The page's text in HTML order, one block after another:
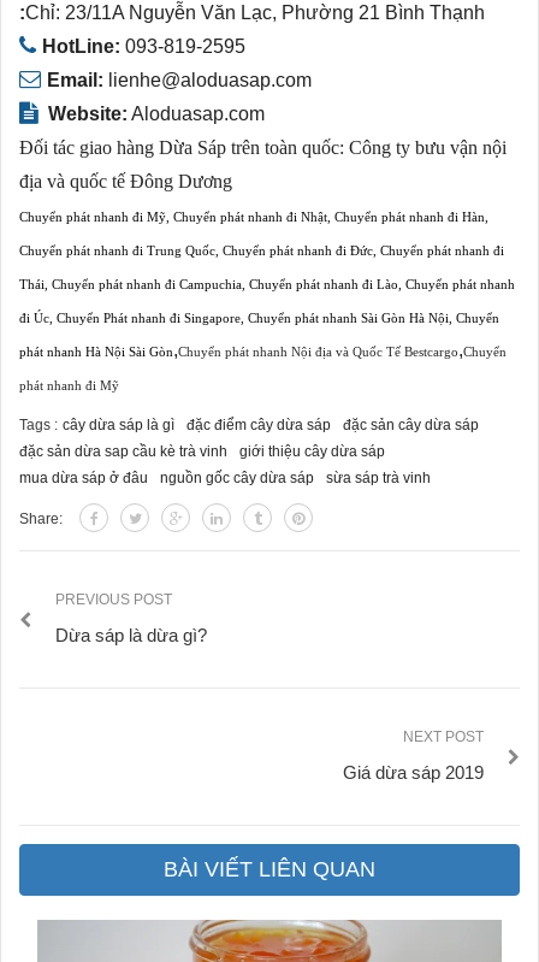
:Chỉ: 23/11A Nguyễn Văn Lạc, Phường 21 Bình Thạnh
HotLine: 093-819-2595
Email: lienhe@aloduasap.com
Website: Aloduasap.com
Đối tác giao hàng Dừa Sáp trên toàn quốc: Công ty bưu vận nội
địa và quốc tế Đông Dương
Chuyển phát nhanh đi Mỹ Chuyển phát nhanh đi Nhật Chuyển phát nhanh đi Hàn
Chuyển phát nhanh đi Trung Quốc Chuyển phát nhanh đi Đức Chuyển phát nhanh đi
Thái Chuyển phát nhanh đi Campuchia Chuyển phát nhanh đi Lào Chuyển phát nhanh
đi Úc Chuyển Phát nhanh đi Singapore Chuyển phát nhanh Sài Gòn Hà Nội Chuyển
phát nhanh Hà Nội Sài Gòn,Chuyển phát nhanh Nội địa và Quốc Tế Bestcargo,Chuyển
phát nhanh đi Mỹ
Tags : cây dừa sáp là gì đặc điểm cây dừa sáp
đặc sản cây dừa sáp
đặc sản dừa sap cầu kè trà vinh
giới thiệu cây dừa sáp
mua dừa sáp ở đâu
nguồn gốc cây dừa sáp sừa sáp trà vinh
Share:
PREVIOUS POST
Dừa sáp là dừa gì?
NEXT POST
Giá dừa sáp 2019
BÀI VIẾT LIÊN QUAN